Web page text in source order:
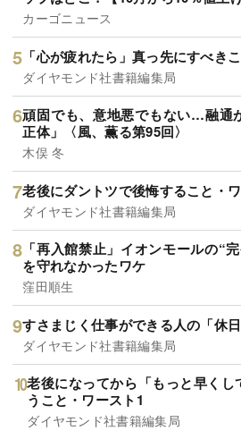
カーゴニュース
「心が疲れたら」真っ先にすべき
ダイヤモンド社書籍編集局
頑固でも、意地悪でもない…融通
正体」〈風、薫る第95回〉
木俣 冬
老後にダントツで後悔すること・
ダイヤモンド社書籍編集局
「再入館禁止」イオンモールの“
を守れなかったワケ
窪田順生
すさまじく仕事ができる人の「休
ダイヤモンド社書籍編集局
老後になってから「もっと早く
うこと・ワースト1
ダイヤモンド社書籍編集局